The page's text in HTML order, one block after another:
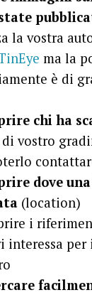
la vostra
ma la
è di
chi ha
vostro
dove
(location)
i
interessa per